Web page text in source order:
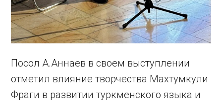
Посол А.Аннаев в своем выступлении
отметил влияние творчества Махтумкули
Фраги в развитии туркменского языка и